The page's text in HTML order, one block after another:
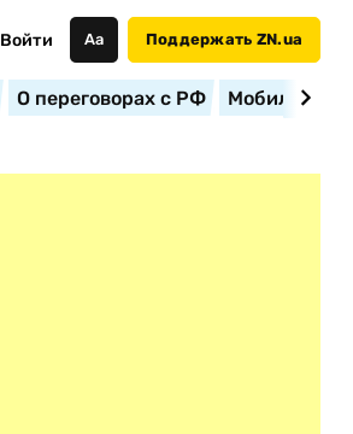
Войти Аа Поддержать ZN.ua
О переговорах с РФ